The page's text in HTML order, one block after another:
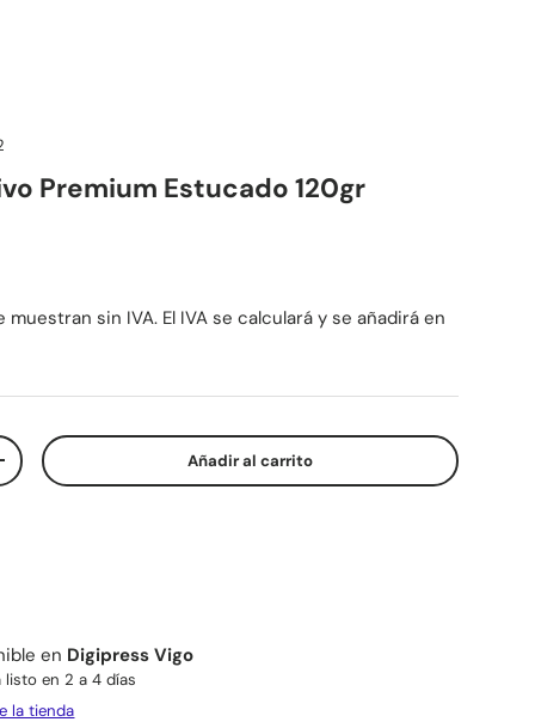
Premium Estucado 120gr
sin IVA. El IVA se calculará y se añadirá en
la cantidad Añadir al carrito
en Digipress Vigo
listo en 2 a 4 días
la tienda